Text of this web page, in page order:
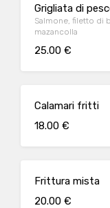
Grigliata di
Salmone, filetto di
mazancolla
25.00 €
Calamari fritti
18.00 €
Frittura mista
20.00 €